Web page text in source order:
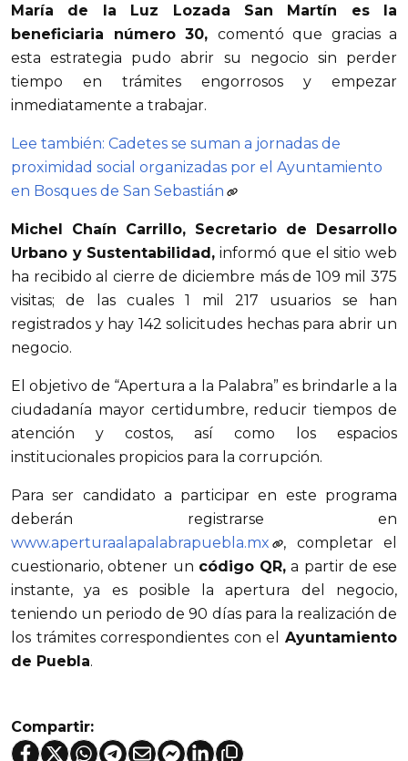
María de la Luz Lozada San Martín es la
beneficiaria número 30, comentó que gracias a
esta estrategia pudo abrir su negocio sin perder
tiempo en trámites engorrosos y empezar
inmediatamente a trabajar.
Lee también: Cadetes se suman a jornadas de
proximidad social organizadas por el Ayuntamiento
en Bosques de San Sebastián
Michel Chaín Carrillo, Secretario de Desarrollo
Urbano y Sustentabilidad, informó que el sitio web
ha recibido al cierre de diciembre más de 109 mil 375
visitas; de las cuales 1 mil 217 usuarios se han
registrados y hay 142 solicitudes hechas para abrir un
negocio.
El objetivo de “Apertura a la Palabra” es brindarle a la
ciudadanía mayor certidumbre, reducir tiempos de
atención y costos, así como los espacios
institucionales propicios para la corrupción.
Para ser candidato a participar en este programa
deberán registrarse en
www.aperturaalapalabrapuebla.mx
, completar el
cuestionario, obtener un código QR, a partir de ese
instante, ya es posible la apertura del negocio,
teniendo un periodo de 90 días para la realización de
los trámites correspondientes con el Ayuntamiento
de Puebla.
Compartir: